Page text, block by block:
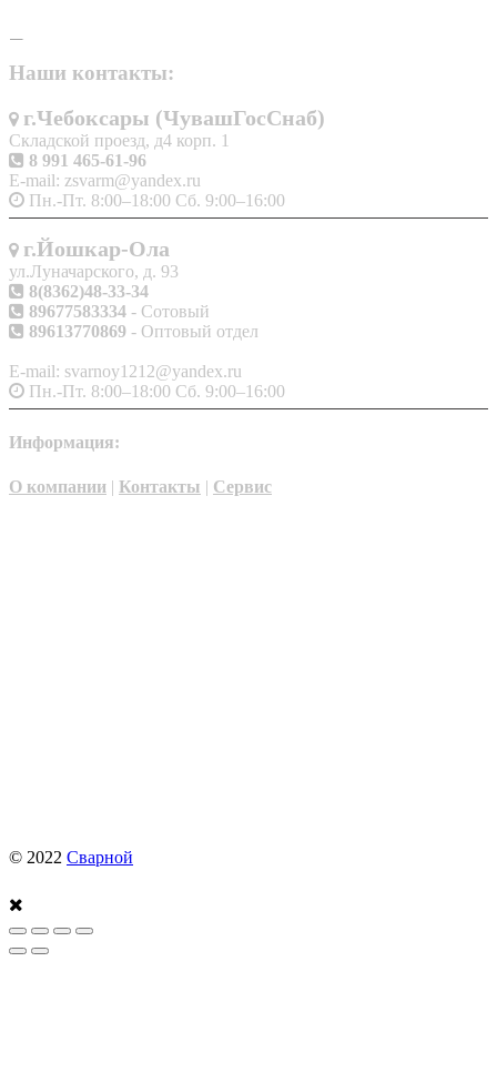
Наши контакты:
г.Чебоксары (ЧувашГосСнаб)
Складской проезд, д4 корп. 1
8 991 465-61-96
E-mail: zsvarm@yandex.ru
Пн.-Пт. 8:00–18:00 Сб. 9:00–16:00
г.Йошкар-Ола
ул.Луначарского, д. 93
8(8362)48-33-34
89677583334 - Сотовый
89613770869 - Оптовый отдел
E-mail: svarnoy1212@yandex.ru
Пн.-Пт. 8:00–18:00 Сб. 9:00–16:00
Информация:
О компании | Контакты | Сервис
© 2022 Сварной